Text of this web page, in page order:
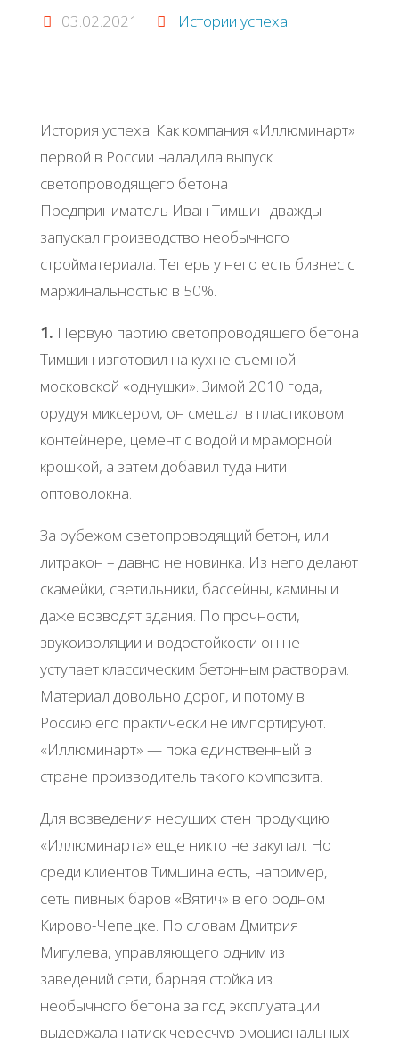
03.02.2021 Истории успеха
История успеха. Как компания «Иллюминарт»
первой в России наладила выпуск
светопроводящего бетона
Предприниматель Иван Тимшин дважды
запускал производство необычного
стройматериала. Теперь у него есть бизнес с
маржинальностью в 50%.
1. Первую партию светопроводящего бетона
Тимшин изготовил на кухне съемной
московской «однушки». Зимой 2010 года,
орудуя миксером, он смешал в пластиковом
контейнере, цемент с водой и мраморной
крошкой, а затем добавил туда нити
оптоволокна.
За рубежом светопроводящий бетон, или
литракон – давно не новинка. Из него делают
скамейки, светильники, бассейны, камины и
даже возводят здания. По прочности,
звукоизоляции и водостойкости он не
уступает классическим бетонным растворам.
Материал довольно дорог, и потому в
Россию его практически не импортируют.
«Иллюминарт» — пока единственный в
стране производитель такого композита.
Для возведения несущих стен продукцию
«Иллюминарта» еще никто не закупал. Но
среди клиентов Тимшина есть, например,
сеть пивных баров «Вятич» в его родном
Кирово-Чепецке. По словам Дмитрия
Мигулева, управляющего одним из
заведений сети, барная стойка из
необычного бетона за год эксплуатации
выдержала натиск чересчур эмоциональных